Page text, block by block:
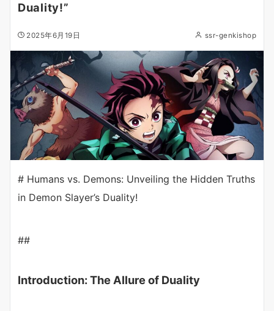
Duality!”
2025年6月19日 ssr-genkishop
# Humans vs. Demons: Unveiling the Hidden Truths
in Demon Slayer’s Duality!
##
Introduction: The Allure of Duality